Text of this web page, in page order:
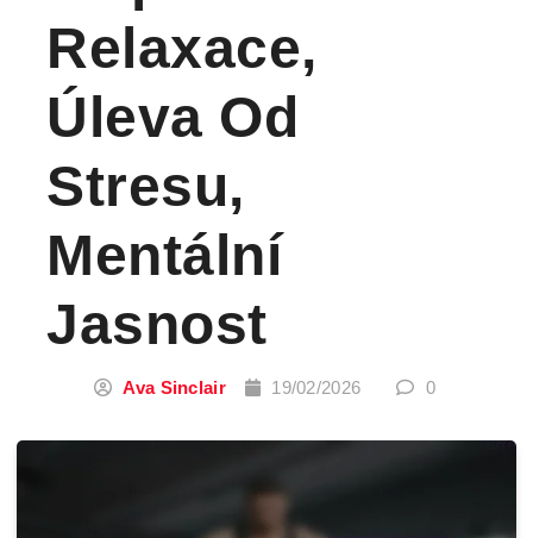
Relaxace,
Úleva Od
Stresu,
Mentální
Jasnost
Ava Sinclair 19/02/2026 0